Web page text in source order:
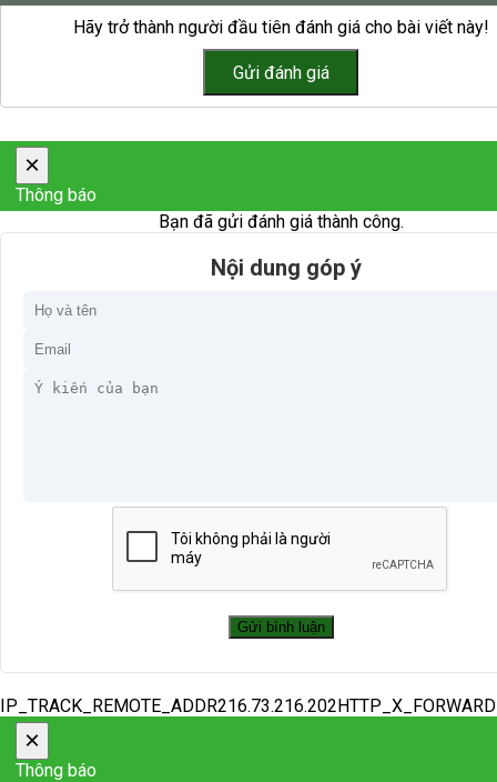
Hãy trở thành người đầu tiên đánh giá cho bài viết này!
×
Thông báo
Bạn đã gửi đánh giá thành công.
Nội dung góp ý
×
Thông báo